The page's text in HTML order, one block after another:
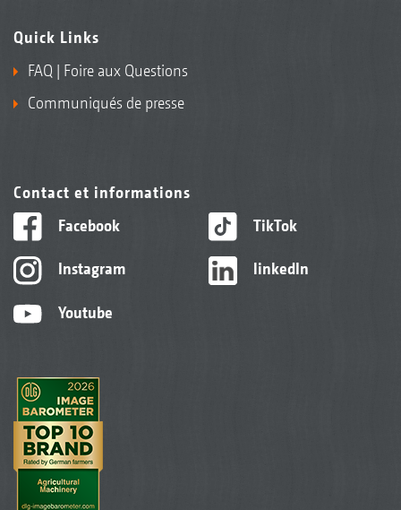
Quick Links
FAQ | Foire aux Questions
Communiqués de presse
Contact et informations
Facebook
Instagram
Youtube
TikTok
linkedIn